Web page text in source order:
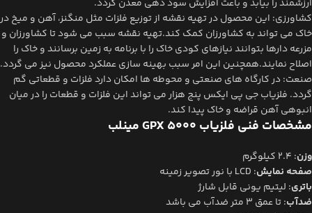
ارزشمند را بیابد و باعث افزایش سود دهی معدن گردد.
کشاورزی: این محصول در تهیه نقشه از توزیع فلزات مثل منگنز، آهن و میخ در
خاک می تواند به کشاورزان کمک کند.تهیه نقشه سبب می شود تا کشاورزان و
مزرعه دارها بتوانند نیازهای کودی خاک را با برنامه به زمین برسانند و خاک را
اصلاح نمایند.همچنین این امر سبب بهینه سازی عملکرد محصول نیز می گردد.
صنعت: در کارگاه های صنعتی و محوطه ها امکان دارد فلزات و قطعاتی گم
گردد. فلزیاب جی پی ایکس پنج هزار می تواند این فلزات و قطعات را در میان
انبوهی آهن قراضه و خاک پیدا کند.
مشخصات فنی فلزیاب GPX 5000 مینلب
وزن: 2.4 کیلوگرم
صفحه نمایش: LCD با نور تصویر زمینه
باتری: لیتیم یونی قابل شارژ
ضدآب: تا عمق 3 متر ضدآب می باشد